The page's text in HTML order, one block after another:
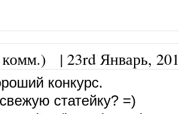
комм.) | 23rd Январь,
конкурс.
статейку? =)